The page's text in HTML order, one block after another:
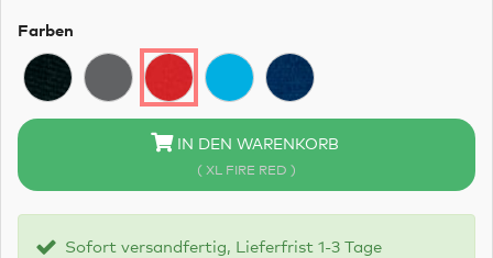
Farben
IN DEN WARENKORB
( XL FIRE RED )
Sofort versandfertig, Lieferfrist 1-3 Tage